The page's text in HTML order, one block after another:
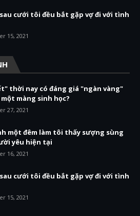
cưới tôi đều bắt gặp vợ đi với tình
15, 2021
thời nay có đáng giá "ngàn vàng"
màng sinh học?
27, 2021
một đêm làm tôi thấy sượng sùng
yêu hiện tại
16, 2021
cưới tôi đều bắt gặp vợ đi với tình
15, 2021